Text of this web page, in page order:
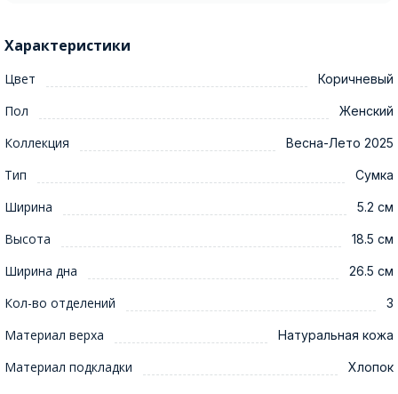
Характеристики
Цвет Коричневый
Пол Женский
Коллекция Весна-Лето 2025
Тип Сумка
Ширина 5.2 см
Высота 18.5 см
Ширина дна 26.5 см
Кол-во отделений 3
Материал верха Натуральная кожа
Материал подкладки Хлопок